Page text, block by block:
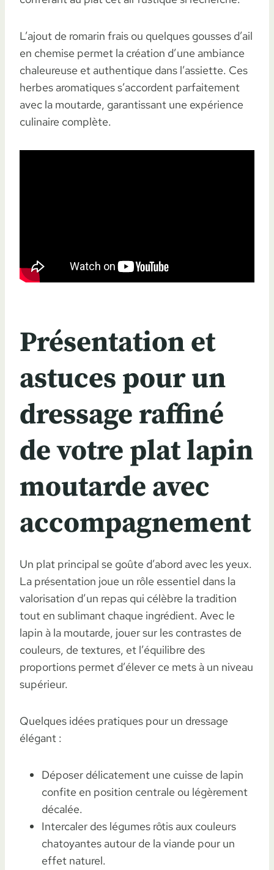
L’ajout de romarin frais ou quelques gousses d’ail
en chemise permet la création d’une ambiance
chaleureuse et authentique dans l’assiette. Ces
herbes aromatiques s’accordent parfaitement
avec la moutarde, garantissant une expérience
culinaire complète.
Présentation et
astuces pour un
dressage raffiné
de votre plat lapin
moutarde avec
accompagnement
Un plat principal se goûte d’abord avec les yeux.
La présentation joue un rôle essentiel dans la
valorisation d’un repas qui célèbre la tradition
tout en sublimant chaque ingrédient. Avec le
lapin à la moutarde, jouer sur les contrastes de
couleurs, de textures, et l’équilibre des
proportions permet d’élever ce mets à un niveau
supérieur.
Quelques idées pratiques pour un dressage
élégant :
Déposer délicatement une cuisse de lapin
confite en position centrale ou légèrement
décalée.
Intercaler des légumes rôtis aux couleurs
chatoyantes autour de la viande pour un
effet naturel.